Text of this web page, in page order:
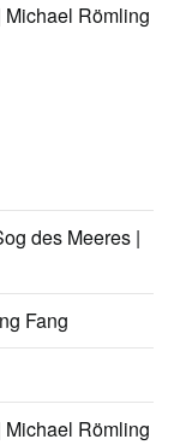
Römling
des Meeres |
Fang
Römling